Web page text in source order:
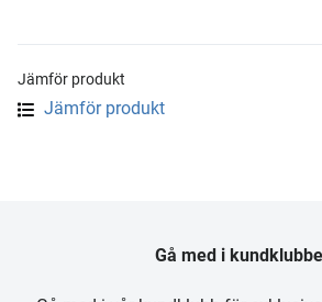
Jämför produkt
Jämför produkt
Gå med i